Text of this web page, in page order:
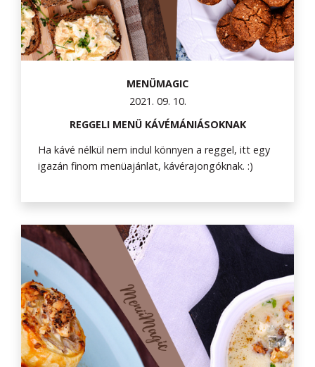
MENÜMAGIC
2021. 09. 10.
REGGELI MENÜ KÁVÉMÁNIÁSOKNAK
Ha kávé nélkül nem indul könnyen a reggel, itt egy
igazán finom menüajánlat, kávérajongóknak. :)